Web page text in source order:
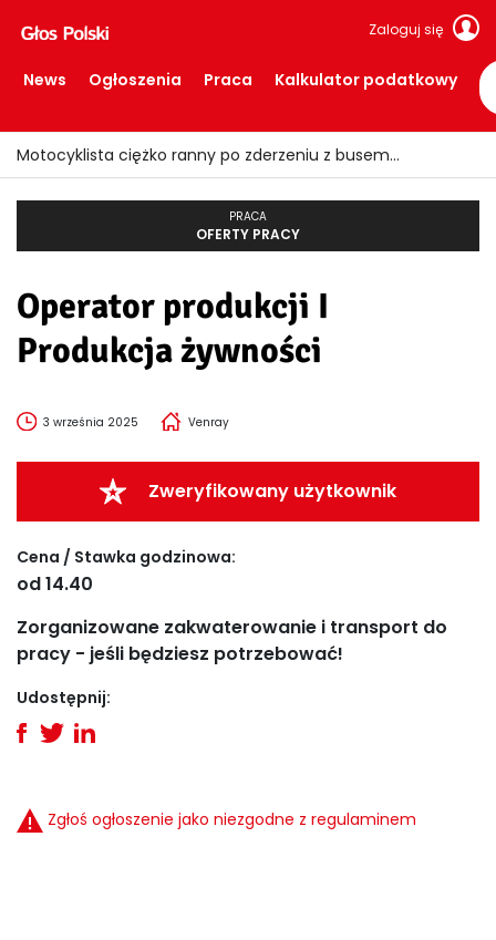
Zaloguj się
News Ogłoszenia Praca Kalkulator podatkowy
Motocyklista ciężko ranny po zderzeniu z busem
PRACA
OFERTY PRACY
Operator produkcji I
Produkcja żywności
3 września 2025 Venray
Zweryfikowany użytkownik
Cena / Stawka godzinowa:
od 14.40
Zorganizowane zakwaterowanie i transport do
pracy - jeśli będziesz potrzebować!
Udostępnij:
Zgłoś ogłoszenie jako niezgodne z regulaminem